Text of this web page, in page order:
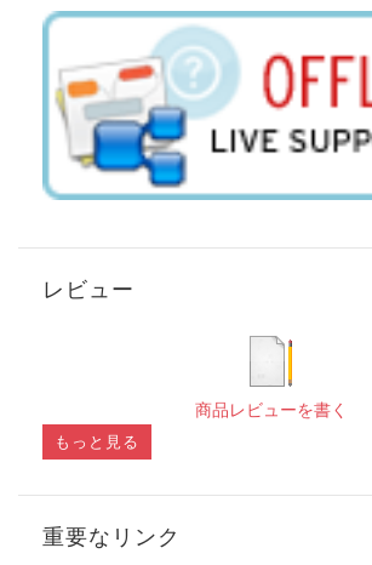
レビュー
商品レビューを書く
もっと見る
重要なリンク